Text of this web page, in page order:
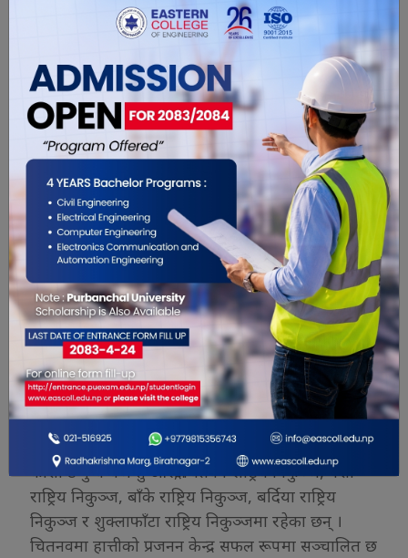
बढ्दो मानव–हात्ती द्वन्द्व र कतिपय स्थानमा मानव बस्ती
सुरक्षाका लागि भनेर राखिएका तारबाट करेन्ट लागेर हात्ती मर्ने
गरेका छन् । त्यस्तै बासस्थानको क्षयीकरण र अतिक्रमण,
हात्तीमार्गमा मानवबस्ती विस्तार, पूर्वाधार विकास निर्माणका
कारण चोरी सिकारी मुख्य चुनौती देखिएका छन् ।
जङ्गली हात्ती पाँच सय, निजी हात्ती एक सय ७०
वरिष्ठ संरक्षण अधिकृत डा रामका अनुसार सन् २०२० को
गणनाअनुसार नेपालमा जङ्गली रैथाने करिब दुई सय २७,
(हाल झापामा पश्चिम बङ्गालबाट आई स्थायी रूपमा बस्न
थालेका ५० थप) हात्ती रहेका छन् । यस्तै भारतबाट
सिजनमा झापा र आसपास क्षेत्रमा एक सय, बर्दियामा ५०,
कैलाली र कञ्चनपुरमा ७० को हाराहारीमा जङ्गली हात्ती
आउने र केही समय बसेर जाने गरेको उहाँले बताउनुभयो ।
यसबाहेक नेपालमा घरपालुवा एक सय ७० (सरकारी एक
सय १० र निजी ६०) को सङ्ख्यामा हात्ती छन् । हात्तीको
गर्भावस्था २२ देखि २४ महिनाको हुन्छ । घरपालुवा हात्ती
कोसी टप्पु वन्यजन्तु आरक्ष, चितवन राष्ट्रिय निकुञ्ज, पर्सा
राष्ट्रिय निकुञ्ज, बाँके राष्ट्रिय निकुञ्ज, बर्दिया राष्ट्रिय
निकुञ्ज र शुक्लाफाँटा राष्ट्रिय निकुञ्जमा रहेका छन् ।
चितनवमा हात्तीको प्रजनन केन्द्र सफल रूपमा सञ्चालित छ